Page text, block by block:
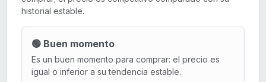
historial estable.
🟢 Buen momento
Es un buen momento para comprar: el precio es
igual o inferior a su tendencia estable.